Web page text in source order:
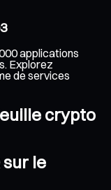
applications
Explorez
de services
crypto
sur le